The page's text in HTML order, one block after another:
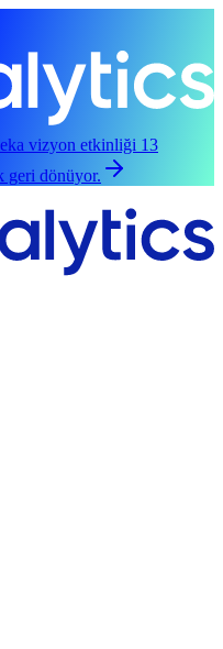
vizyon etkinliği 13
geri dönüyor.